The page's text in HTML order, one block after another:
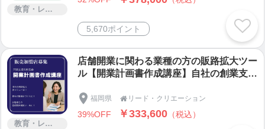
教育・レッスン・講習
客方法（アナログ・デジタル）/時代の転
換期/店舗経営は最終的には○○○
5,670ポイント
教育・レッスン・講習
店舗開業に関わる業種の方の販路拡大ツー
ル【開業計画書作成講座】自社の創業支援
会社様向け/事業概要/ポジショニング/店舗
経営の三大原則/ビジュアリゼーション/開
福岡県  リード・クリエーション
39%OFF ￥333,600 （税込）